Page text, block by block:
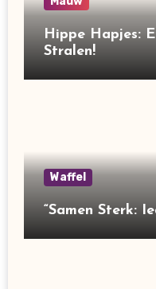
Hippe Hapjes:
Stralen!
Waffel
“Samen Sterk: